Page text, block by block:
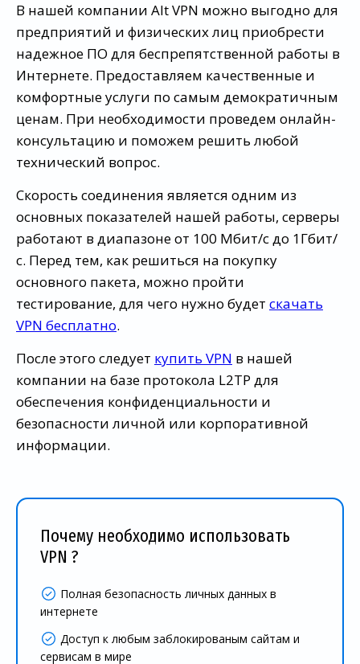
В нашей компании Alt VPN можно выгодно для
предприятий и физических лиц приобрести
надежное ПО для беспрепятственной работы в
Интернете. Предоставляем качественные и
комфортные услуги по самым демократичным
ценам. При необходимости проведем онлайн-
консультацию и поможем решить любой
технический вопрос.
Скорость соединения является одним из
основных показателей нашей работы, серверы
работают в диапазоне от 100 Мбит/с до 1Гбит/
с. Перед тем, как решиться на покупку
основного пакета, можно пройти
тестирование, для чего нужно будет скачать
VPN бесплатно.
После этого следует купить VPN в нашей
компании на базе протокола L2TP для
обеспечения конфиденциальности и
безопасности личной или корпоративной
информации.
Почему необходимо использовать
VPN ?
Полная безопасность личных данных в
интернете
Доступ к любым заблокированым сайтам и
сервисам в мире